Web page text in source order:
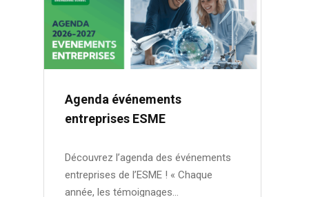
Agenda événements
entreprises ESME
Découvrez l’agenda des événements
entreprises de l’ESME ! « Chaque
année, les témoignages…